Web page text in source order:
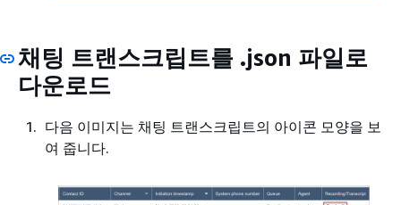
채팅 트랜스크립트를 .json 파일로
다운로드
다음 이미지는 채팅 트랜스크립트의 아이콘 모양을 보
여 줍니다.